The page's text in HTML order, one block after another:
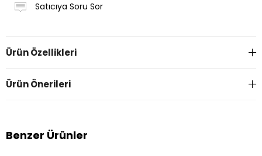
Satıcıya Soru Sor
Ürün Özellikleri
Ürün Önerileri
Benzer Ürünler